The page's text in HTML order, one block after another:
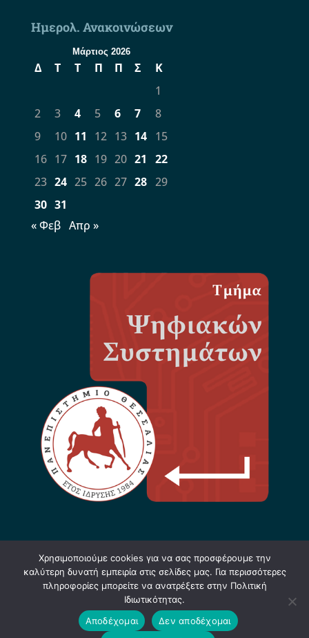
Ημερολ. Ανακοινώσεων
Μάρτιος 2026
Δ Τ Τ Π Π Σ
Κ
1
2
3 4 5 6 7
8
9
10 11 12 13 14
15
16 17 18 19 20 21
22
23 24 25 26 27 28 29
30 31
« Φεβ Απρ »
Σχεδίαση & Υλοποίηση: Φ. Κόκκορας - 2021-
Software+Hardware=Innovation
Χρησιμοποιούμε cookies για να σας προσφέρουμε την
καλύτερη δυνατή εμπειρία στις σελίδες μας. Για περισσότερες
πληροφορίες μπορείτε να ανατρέξετε στην Πολιτική
Ιδιωτικότητας.
Αποδέχομαι
Δεν αποδέχομαι